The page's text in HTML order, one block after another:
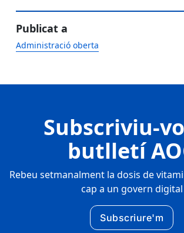
Publicat a
Administració oberta
Subscriviu-
butlletí
Rebeu setmanalment la dosis de
cap a un govern digital
Subscriure'm